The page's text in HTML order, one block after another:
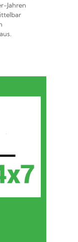
Jahren